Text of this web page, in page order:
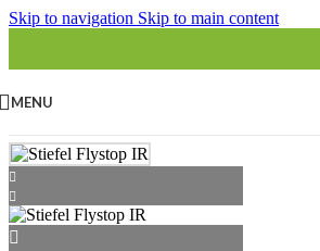
Skip to navigation Skip to main content
MENU